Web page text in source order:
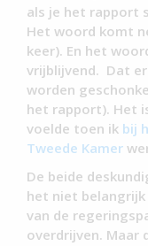
als je het rapport
Het woord komt
keer). En het
vrijblijvend. Dat
worden
het rapport). Het
voelde toen ik bij
Tweede Kamer
De beide
het niet
van de
overdrijven. Maar